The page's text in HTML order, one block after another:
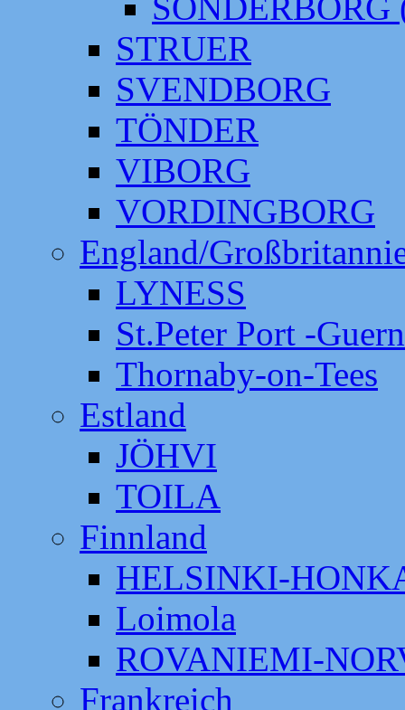
STRUER
SVENDBORG
TÖNDER
VIBORG
VORDINGBORG
England/
LYNESS
St.Peter Port -
Thornaby-on-Tees
Estland
JÖHVI
TOILA
Finnland
HELSINKI-
Loimola
ROVANIEMI-
Frankreich